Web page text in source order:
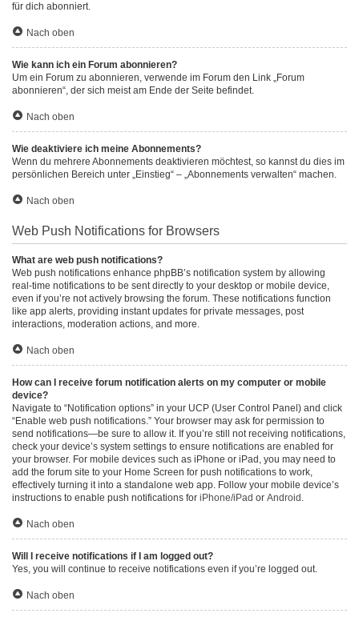
für dich abonniert.
Nach oben
Wie kann ich ein Forum abonnieren?
Um ein Forum zu abonnieren, verwende im Forum den Link „Forum
abonnieren“, der sich meist am Ende der Seite befindet.
Nach oben
Wie deaktiviere ich meine Abonnements?
Wenn du mehrere Abonnements deaktivieren möchtest, so kannst du dies im
persönlichen Bereich unter „Einstieg“ – „Abonnements verwalten“ machen.
Nach oben
Web Push Notifications for Browsers
What are web push notifications?
Web push notifications enhance phpBB’s notification system by allowing
real-time notifications to be sent directly to your desktop or mobile device,
even if you’re not actively browsing the forum. These notifications function
like app alerts, providing instant updates for private messages, post
interactions, moderation actions, and more.
Nach oben
How can I receive forum notification alerts on my computer or mobile
device?
Navigate to “Notification options” in your UCP (User Control Panel) and click
“Enable web push notifications.” Your browser may ask for permission to
send notifications—be sure to allow it. If you’re still not receiving notifications,
check your device’s system settings to ensure notifications are enabled for
your browser. For mobile devices such as iPhone or iPad, you may need to
add the forum site to your Home Screen for push notifications to work,
effectively turning it into a standalone web app. Follow your mobile device’s
instructions to enable push notifications for iPhone/iPad or Android .
Nach oben
Will I receive notifications if I am logged out?
Yes, you will continue to receive notifications even if you’re logged out.
Nach oben